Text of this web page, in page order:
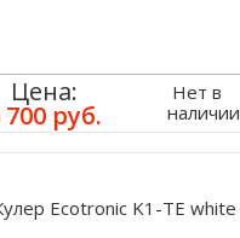
Цена:
700 руб.
Нет в
наличии